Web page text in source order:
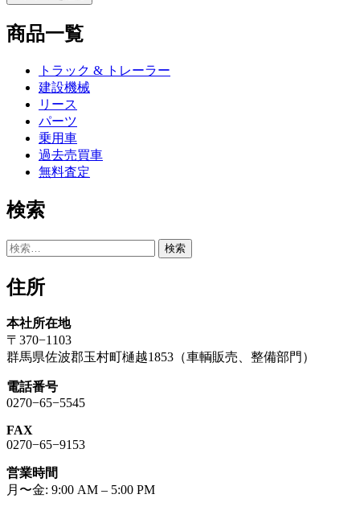
商品一覧
トラック & トレーラー
建設機械
リース
パーツ
乗用車
過去売買車
無料査定
検索
検
住所
本社所在地
〒370−1103
群馬県佐波郡玉村町樋越1853（車輌販売、整備部門）
電話番号
0270−65−5545
FAX
0270−65−9153
営業時間
月〜金: 9:00 AM – 5:00 PM